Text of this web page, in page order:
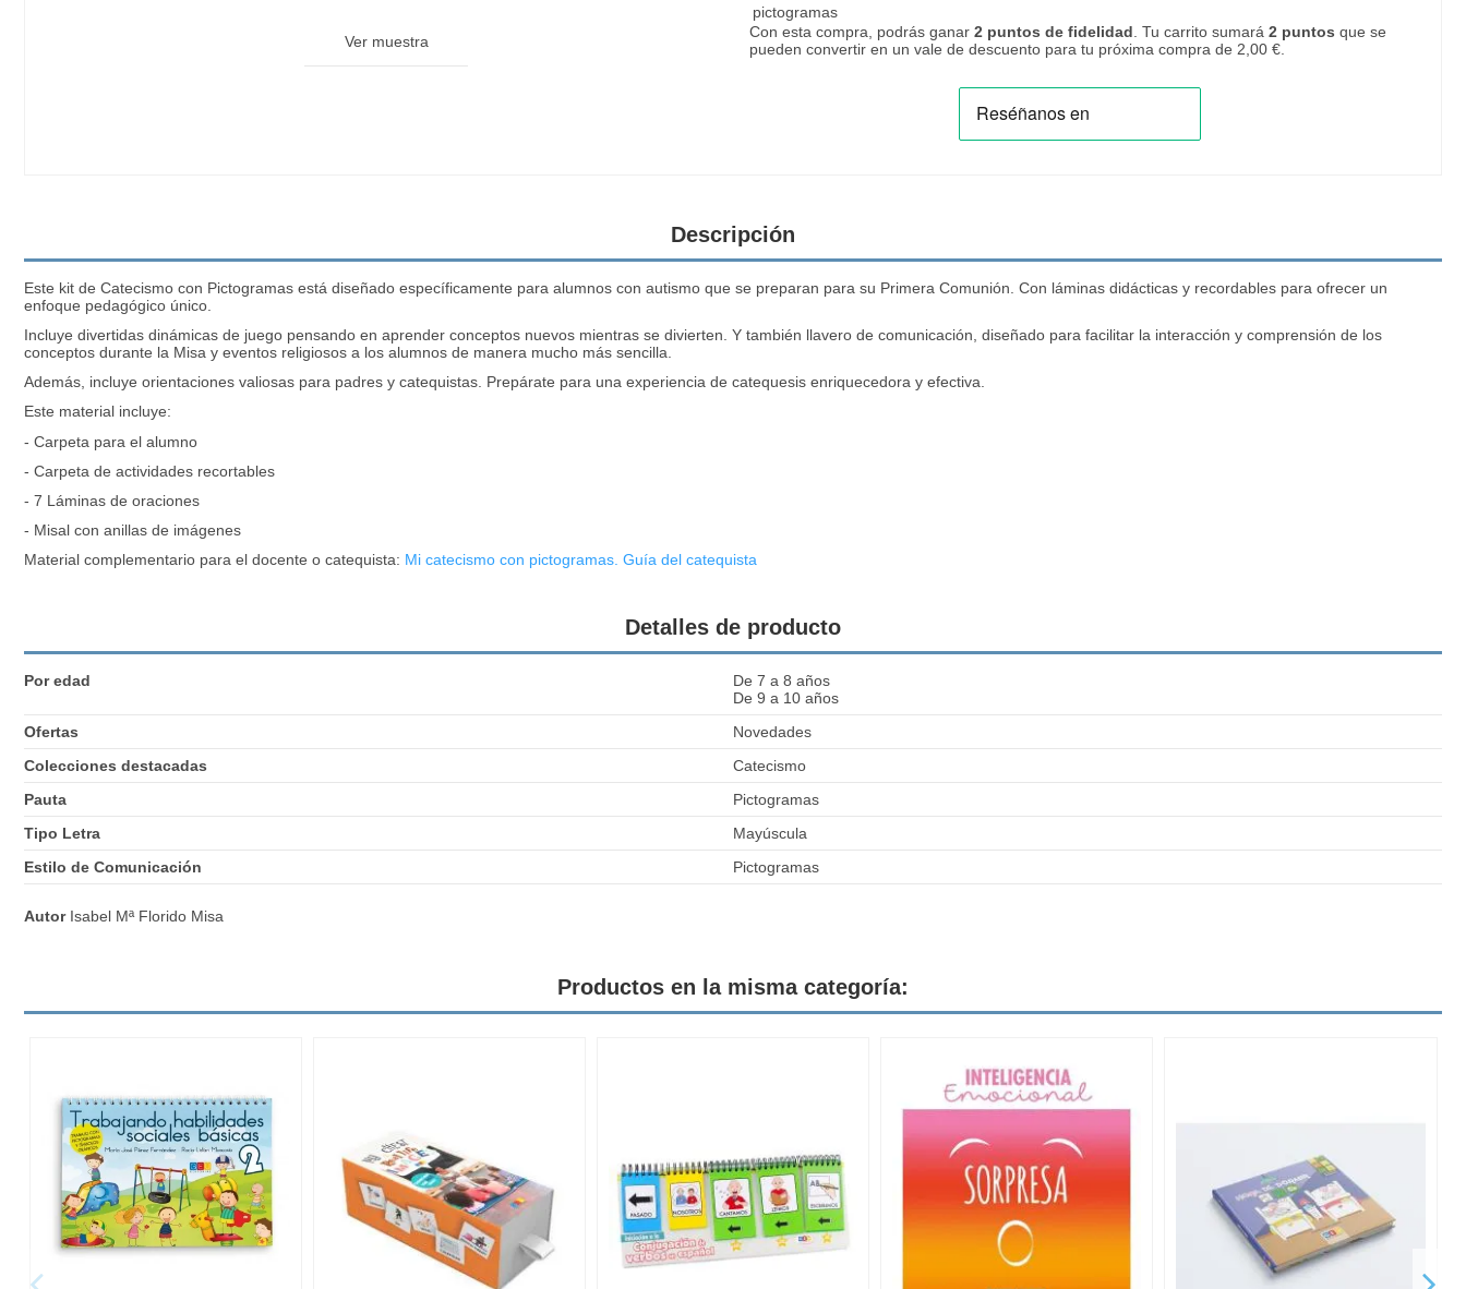
Ver muestra
pictogramas
Con esta compra, podrás ganar 2 puntos de fidelidad . Tu carrito sumará 2 puntos que se
pueden convertir en un vale de descuento para tu próxima compra de 2,00 €.
Descripción
Este kit de Catecismo con Pictogramas está diseñado específicamente para alumnos con autismo que se preparan para su Primera Comunión. Con láminas didácticas y recordables para ofrecer un
enfoque pedagógico único.
Incluye divertidas dinámicas de juego pensando en aprender conceptos nuevos mientras se divierten. Y también llavero de comunicación, diseñado para facilitar la interacción y comprensión de los
conceptos durante la Misa y eventos religiosos a los alumnos de manera mucho más sencilla.
Además, incluye orientaciones valiosas para padres y catequistas. Prepárate para una experiencia de catequesis enriquecedora y efectiva.
Este material incluye:
- Carpeta para el alumno
- Carpeta de actividades recortables
- 7 Láminas de oraciones
- Misal con anillas de imágenes
Material complementario para el docente o catequista: Mi catecismo con pictogramas. Guía del catequista
Detalles de producto
Por edad
De 7 a 8 años
De 9 a 10 años
Ofertas
Novedades
Colecciones destacadas
Catecismo
Pauta
Pictogramas
Tipo Letra
Mayúscula
Estilo de Comunicación
Pictogramas
Autor Isabel Mª Florido Misa
Productos en la misma categoría: